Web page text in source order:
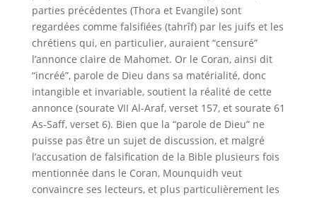
parties précédentes (Thora et Evangile) sont
regardées comme falsifiées (tahrîf)par les juifs et les
chrétiens qui, en particulier, auraient “censuré”
l’annonce claire de Mahomet. Or le Coran, ainsi dit
“incréé”, parole de Dieu dans sa matérialité, donc
intangible et invariable, soutient la réalité de cette
annonce (sourate VII Al-Araf, verset 157, et sourate 61
As-Saff, verset 6). Bien que la “parole de Dieu” ne
puisse pas être un sujet de discussion, et malgré
l’accusation de falsification de la Bible plusieurs fois
mentionnée dans le Coran, Mounquidh veut
convaincre ses lecteurs, et plus particulièrement les